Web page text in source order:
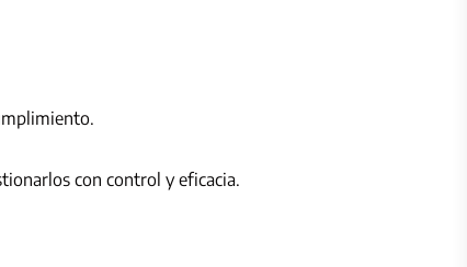
con control y eficacia.